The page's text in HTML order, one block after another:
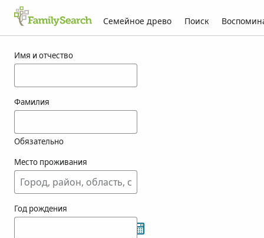
Семейное древо Поиск
Имя и отчество
Фамилия
Обязательно
Место проживания
Год рождения